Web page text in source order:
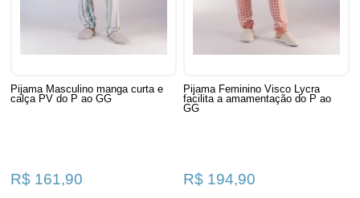
Pijama Masculino manga curta e
calça PV do P ao GG
R$ 161,90
Pijama Feminino Visco Lycra
facilita a amamentação do P ao
GG
R$ 194,90